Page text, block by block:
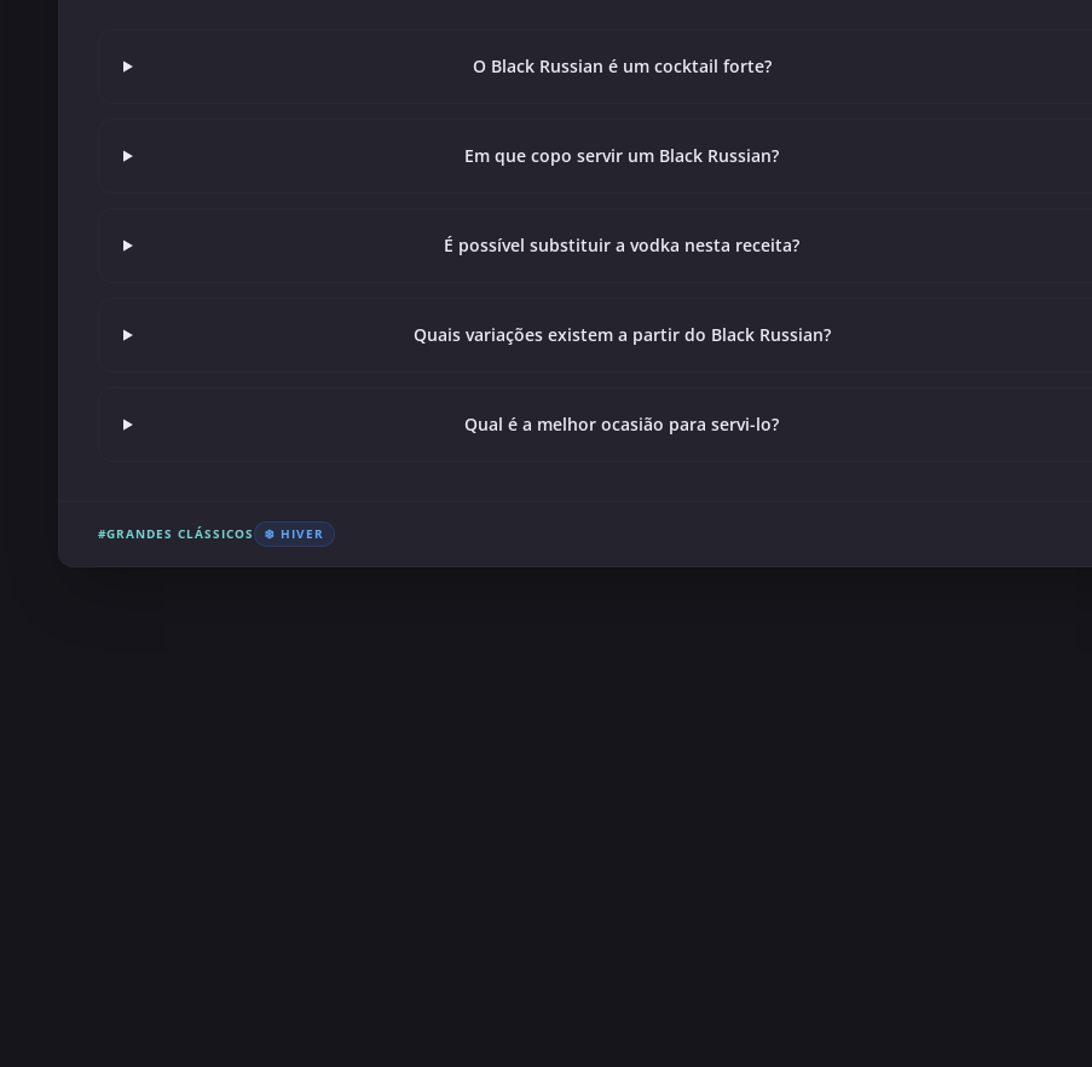
O Black Russian é um cocktail forte?
Em que copo servir um Black Russian?
É possível substituir a vodka nesta receita?
Quais variações existem a partir do Black Russian?
Qual é a melhor ocasião para servi-lo?
#GRANDES CLÁSSICOS ❄️ HIVER